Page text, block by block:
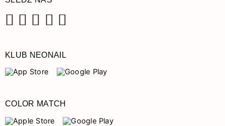
KLUB NEONAIL
COLOR MATCH